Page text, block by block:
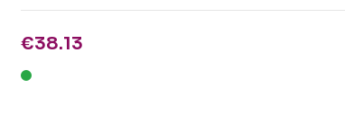
€38.13